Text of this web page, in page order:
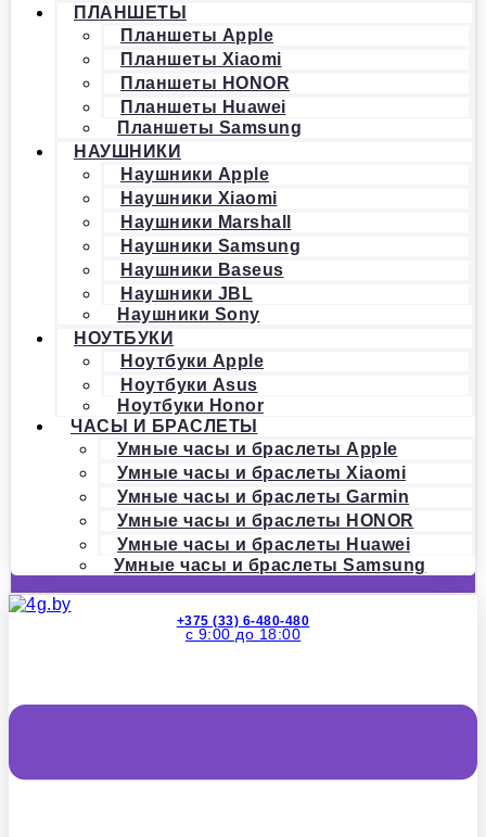
ПЛАНШЕТЫ
Планшеты Apple
Планшеты Xiaomi
Планшеты HONOR
Планшеты Huawei
Планшеты Samsung
НАУШНИКИ
Наушники Apple
Наушники Xiaomi
Наушники Marshall
Наушники Samsung
Наушники Baseus
Наушники JBL
Наушники Sony
НОУТБУКИ
Ноутбуки Apple
Ноутбуки Asus
Ноутбуки Honor
ЧАСЫ И БРАСЛЕТЫ
Умные часы и браслеты Apple
Умные часы и браслеты Xiaomi
Умные часы и браслеты Garmin
Умные часы и браслеты HONOR
Умные часы и браслеты Huawei
Умные часы и браслеты Samsung
+375 (33) 6-480-480
с 9:00 до 18:00